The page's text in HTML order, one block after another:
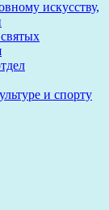
искусству,
и спорту